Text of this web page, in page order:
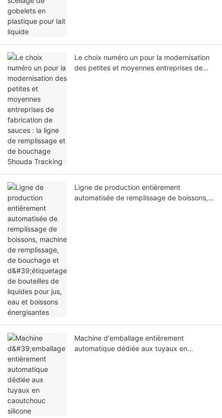
Le choix numéro un pour la modernisation
des petites et moyennes entreprises de
Ligne de production entièrement
automatisée de remplissage de boissons,
Machine d'emballage entièrement
automatique dédiée aux tuyaux en